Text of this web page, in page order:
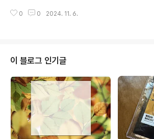
서 저반사로 갈아치웠더니 뭐 쓸때마다 딱딱거리는 소리가
날부터 드십시오. 2. 장… 새우가 담겨있는 간장은 맛있는
4. 본인은 새우 껍질도 먹는다. 꼬리도 먹고. 근데 머리는
안먹어요. 근데 새우 머리가 분리가 안돼. 이럴거면 다음부
터는 깐새우장 사고 말지. 결론: 맛이 없는 건 아닌데 재구
매 의사는 없음. 냉동으로 오니까 해동 잘 해서 드세요.
0 0 2024. 11. 6.
이 블로그 인기글